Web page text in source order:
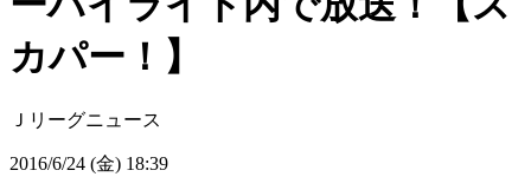
カパー！】
Ｊリーグニュース
2016/6/24 (金) 18:39